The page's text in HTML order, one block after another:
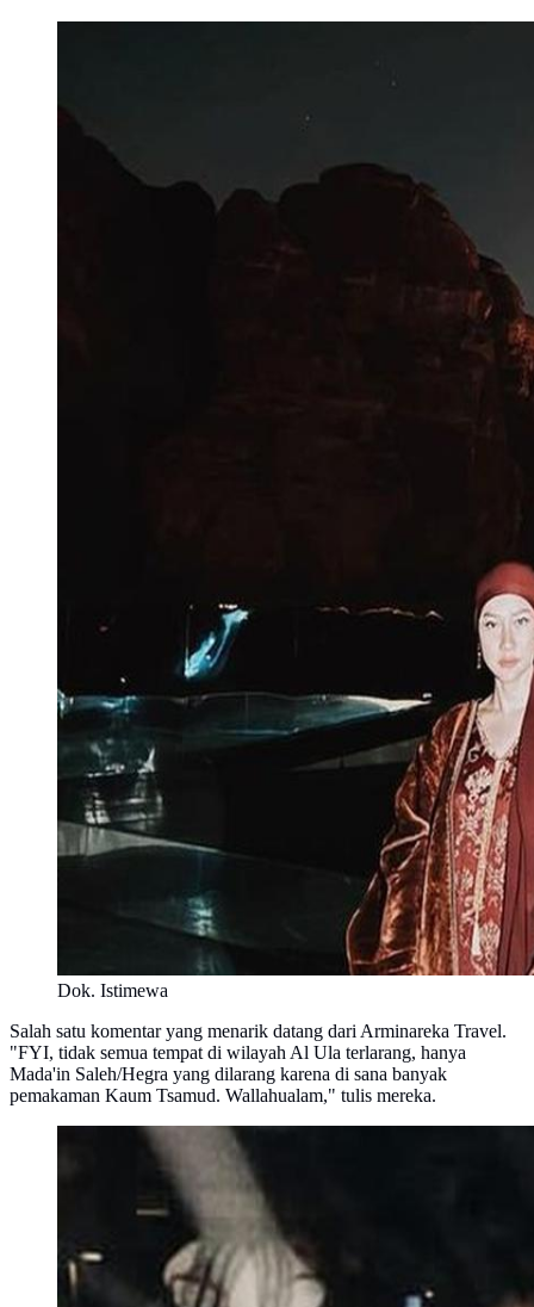
Dok. Istimewa
Salah satu komentar yang menarik datang dari Arminareka Travel.
"FYI, tidak semua tempat di wilayah Al Ula terlarang, hanya
Mada'in Saleh/Hegra yang dilarang karena di sana banyak
pemakaman Kaum Tsamud. Wallahualam," tulis mereka.